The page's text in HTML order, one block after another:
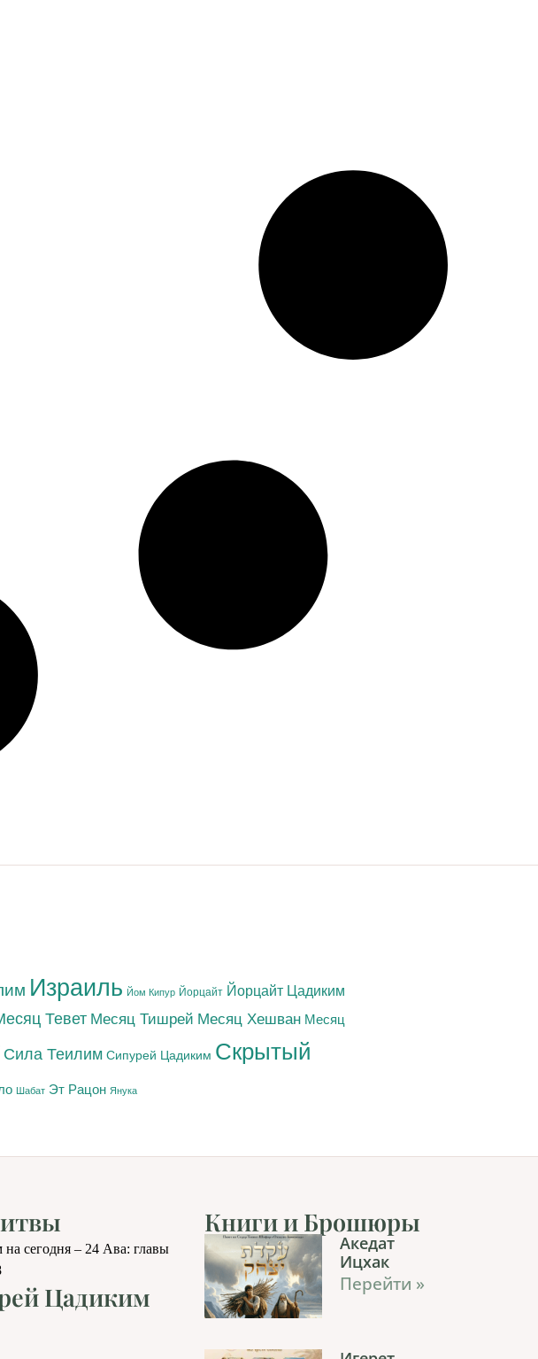
Израиль Йом Кипур Йорцайт Йорцайт Цадиким
Тевет Месяц Тишрей Месяц Хешван Месяц
Сила Теилим Сипурей Цадиким Скрытый
Шабат Эт Рацон Янука
на сегодня – 24 Ава: главы
Цадиким
Книги и Брошюры
Акедат
Ицхак
Перейти »